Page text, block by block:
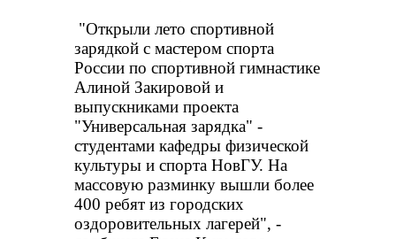
зарядкой с мастером спорта
России по спортивной гимнастике
Алиной Закировой и
выпускниками проекта
"Универсальная зарядка" -
студентами кафедры физической
культуры и спорта НовГУ. На
массовую разминку вышли более
400 ребят из городских
оздоровительных лагерей", -